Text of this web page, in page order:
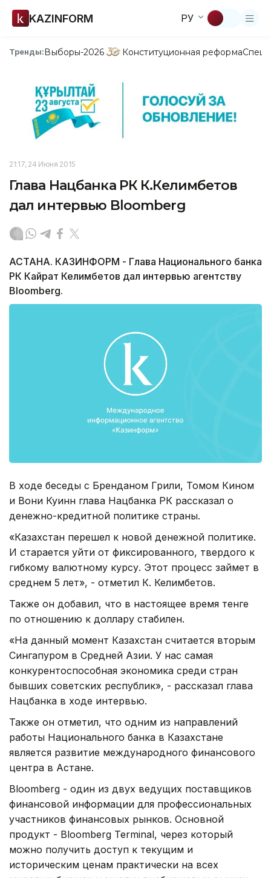
KAZINFORM РУ
Тренды:Выборы-2026 Конституционная реформа
21:17, 24 Июня 2015
Глава Нацбанка РК К.Келимбетов
дал интервью Bloomberg
АСТАНА. КАЗИНФОРМ - Глава Национального банка
РК Кайрат Келимбетов дал интервью агентству
Bloomberg.
В ходе беседы с Бренданом Грили, Томом Кином
и Вони Куинн глава Нацбанка РК рассказал о
денежно-кредитной политике страны.
«Казахстан перешел к новой денежной политике.
И старается уйти от фиксированного, твердого к
гибкому валютному курсу. Этот процесс займет в
среднем 5 лет», - отметил К. Келимбетов.
Также он добавил, что в настоящее время тенге
по отношению к доллару стабилен.
«На данный момент Казахстан считается вторым
Сингапуром в Средней Азии. У нас самая
конкурентоспособная экономика среди стран
бывших советских республик», - рассказал глава
Нацбанка в ходе интервью.
Также он отметил, что одним из направлений
работы Национального банка в Казахстане
является развитие международного финансового
центра в Астане.
Bloomberg - один из двух ведущих поставщиков
финансовой информации для профессиональных
участников финансовых рынков. Основной
продукт - Bloomberg Terminal, через который
можно получить доступ к текущим и
историческим ценам практически на всех